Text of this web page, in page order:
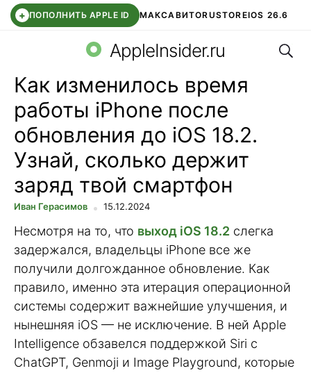
+ ПОПОЛНИТЬ APPLE ID МАКСАВИТОRUSTOREIOS 26.6
СБЕР КИДС ВТБ ОНЛАЙН ЧАТ В ROBLOX
AppleInsider.ru
Как изменилось время
работы iPhone после
обновления до iOS 18.2.
Узнай, сколько держит
заряд твой смартфон
Иван Герасимов 15.12.2024
Несмотря на то, что выход iOS 18.2 слегка
задержался, владельцы iPhone все же
получили долгожданное обновление. Как
правило, именно эта итерация операционной
системы содержит важнейшие улучшения, и
нынешняя iOS — не исключение. В ней Apple
Intelligence обзавелся поддержкой Siri с
ChatGPT, Genmoji и Image Playground, которые